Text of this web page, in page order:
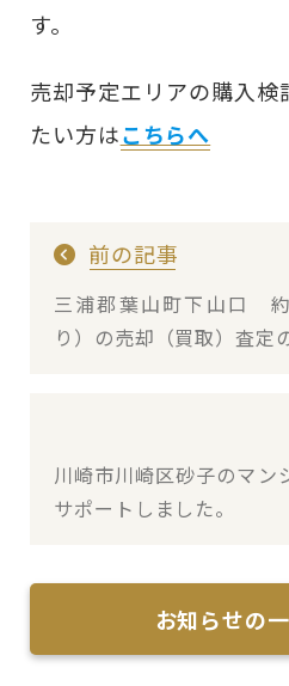
す。
売却予定エリアの購入検
たい方はこちらへ
前の記事
三浦郡葉山町下山口
り）の売却（買取）査定
川崎市川崎区砂子のマン
サポートしました。
お知らせの